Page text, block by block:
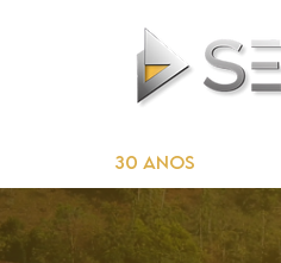
30 ANOS